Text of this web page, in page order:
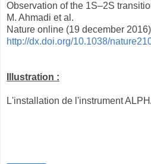
Observation of the 1S–2S
M. Ahmadi et al.
Nature online (19 december 2016)
http://dx.doi.org/10.1038/
Illustration :
L'installation de l'instrument